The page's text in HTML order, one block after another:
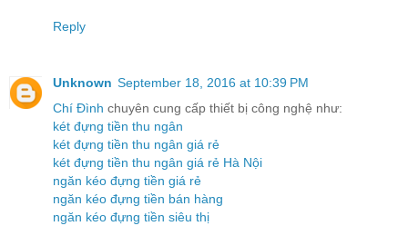
Reply
Unknown September 18, 2016 at 10:39 PM
Chí Đình chuyên cung cấp thiết bị công nghệ như:
két đựng tiền thu ngân
két đựng tiền thu ngân giá rẻ
két đựng tiền thu ngân giá rẻ Hà Nội
ngăn kéo đựng tiền giá rẻ
ngăn kéo đựng tiền bán hàng
ngăn kéo đựng tiền siêu thị